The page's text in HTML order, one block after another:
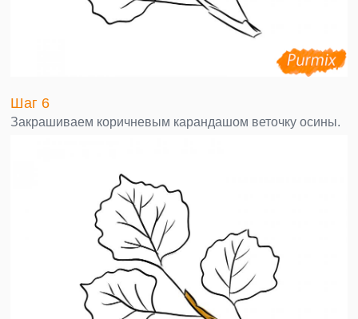
Шаг 6
Закрашиваем коричневым карандашом веточку осины.